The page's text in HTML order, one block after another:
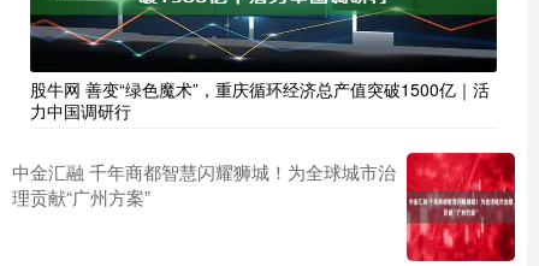
股牛网 善变“绿色魔术”，重庆循环经济总产值突破1500亿｜活
力中国调研行
中金汇融 千年商都智慧闪耀狮城！为全球城市治
理贡献“广州方案”